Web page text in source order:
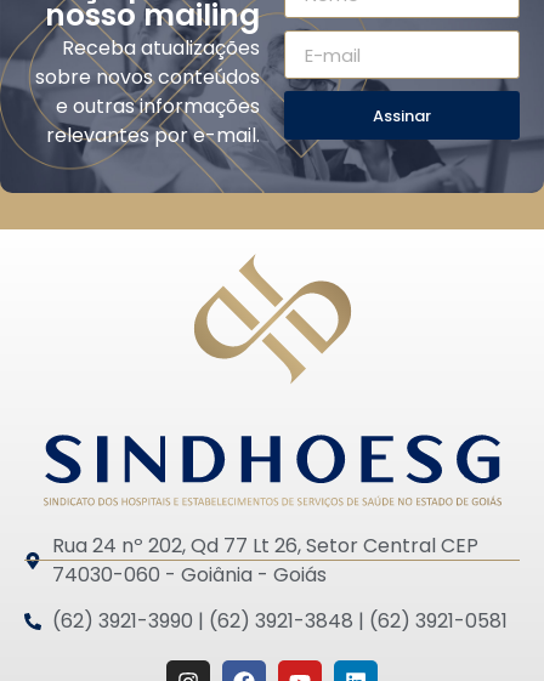
nosso mailing
Receba atualizações
sobre novos conteúdos
e outras informações
relevantes por e-mail.
Assinar
Rua 24 nº 202, Qd 77 Lt 26, Setor Central CEP
74030-060 - Goiânia - Goiás
(62) 3921-3990 | (62) 3921-3848 | (62) 3921-0581